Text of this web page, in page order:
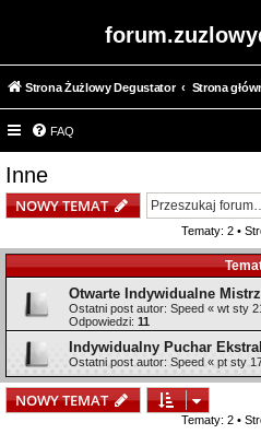
Strona Żużlowy Degustator Strona
FAQ
Inne
NOWY TEMAT
Tematy: 2 •
Otwarte Indywidualne
Ostatni post autor: Speed « wt sty
Odpowiedzi: 11
Indywidualny Puchar
Ostatni post autor: Speed « pt sty
NOWY TEMAT
Tematy: 2 •